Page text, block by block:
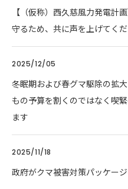
【（仮称）西久慈風力発電計
守るため、共に声を上げてくだ
2025/12/05
冬眠期および春グマ駆除の拡
もの予算を割くのではなく喫
ます
2025/11/18
政府がクマ被害対策パッケー